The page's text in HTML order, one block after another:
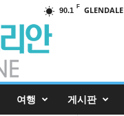
90.1 F GLENDALE
여행 게시판